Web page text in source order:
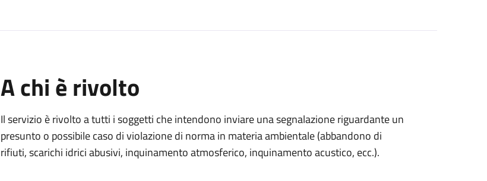
A chi è rivolto
Il servizio è rivolto a tutti i soggetti che intendono inviare una segnalazione riguardante un
presunto o possibile caso di violazione di norma in materia ambientale (abbandono di
rifiuti, scarichi idrici abusivi, inquinamento atmosferico, inquinamento acustico, ecc.).